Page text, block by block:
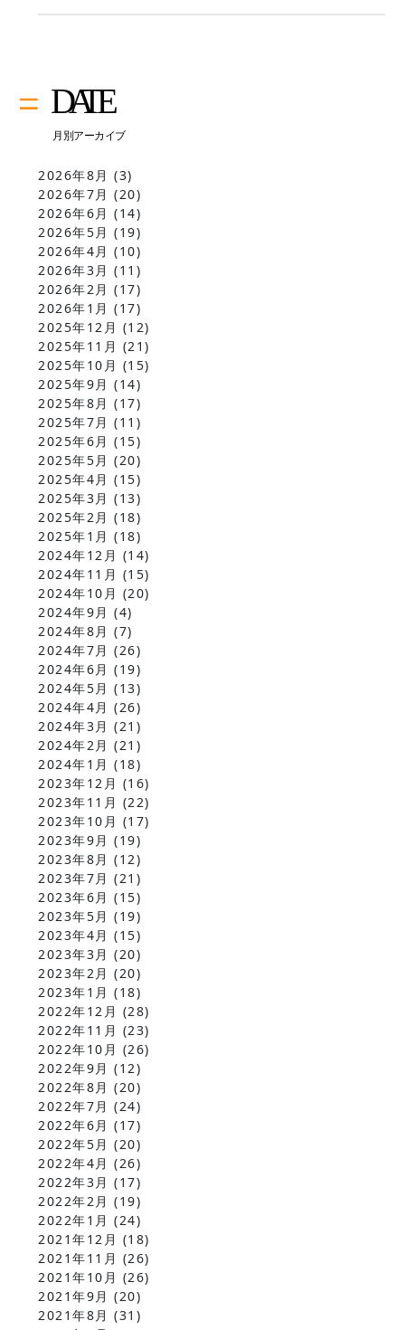
2026年8月 (3)
2026年7月 (20)
2026年6月 (14)
2026年5月 (19)
2026年4月 (10)
2026年3月 (11)
2026年2月 (17)
2026年1月 (17)
2025年12月 (12)
2025年11月 (21)
2025年10月 (15)
2025年9月 (14)
2025年8月 (17)
2025年7月 (11)
2025年6月 (15)
2025年5月 (20)
2025年4月 (15)
2025年3月 (13)
2025年2月 (18)
2025年1月 (18)
2024年12月 (14)
2024年11月 (15)
2024年10月 (20)
2024年9月 (4)
2024年8月 (7)
2024年7月 (26)
2024年6月 (19)
2024年5月 (13)
2024年4月 (26)
2024年3月 (21)
2024年2月 (21)
2024年1月 (18)
2023年12月 (16)
2023年11月 (22)
2023年10月 (17)
2023年9月 (19)
2023年8月 (12)
2023年7月 (21)
2023年6月 (15)
2023年5月 (19)
2023年4月 (15)
2023年3月 (20)
2023年2月 (20)
2023年1月 (18)
2022年12月 (28)
2022年11月 (23)
2022年10月 (26)
2022年9月 (12)
2022年8月 (20)
2022年7月 (24)
2022年6月 (17)
2022年5月 (20)
2022年4月 (26)
2022年3月 (17)
2022年2月 (19)
2022年1月 (24)
2021年12月 (18)
2021年11月 (26)
2021年10月 (26)
2021年9月 (20)
2021年8月 (31)